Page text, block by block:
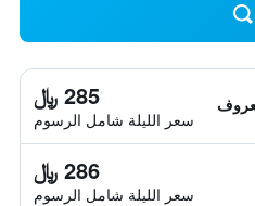
285 ﷼
سعر الليلة شامل الرسوم
286 ﷼
سعر الليلة شامل الرسوم